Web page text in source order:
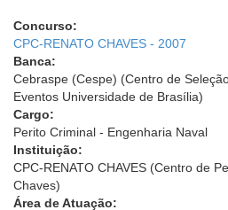
Concurso:
CPC-RENATO CHAVES - 2007
Banca:
Cebraspe (Cespe) (Centro de
Eventos Universidade de Brasília)
Cargo:
Perito Criminal - Engenharia Naval
Instituição:
CPC-RENATO CHAVES (Centro de
Chaves)
Área de Atuação: